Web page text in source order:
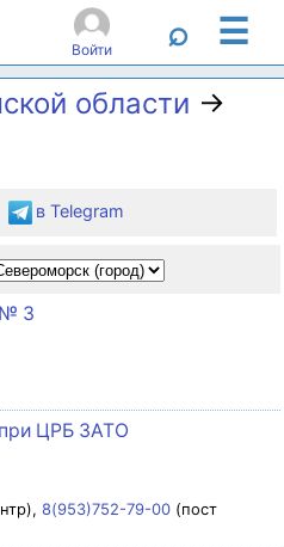
Войти ⌕ ☰
области →
в Telegram
№ 3
ЦРБ ЗАТО
8(953)752-79-00 (пост